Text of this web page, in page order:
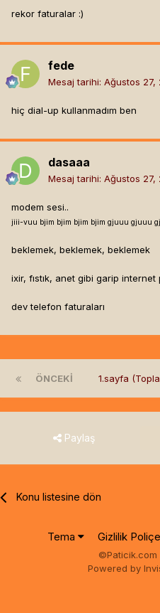
rekor faturalar :)
fede
Mesaj tarihi: Ağustos 27,
hiç dial-up kullanmadım ben
dasaaa
Mesaj tarihi: Ağustos 27,
modem sesi..
jiii-vuu bjim bjim bjim bjim gjuuu gjuuu
beklemek, beklemek, beklemek
ixir, fıstık, anet gibi garip internet
dev telefon faturaları
ÖNCEKI 1.sayfa
Paylaş
Konu listesine dön
Tema Gizlilik
©Paticik.com
Powered by